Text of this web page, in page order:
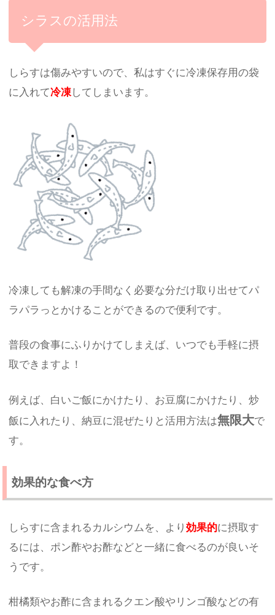
シラスの活用法
しらすは傷みやすいので、私はすぐに冷凍保存用の袋
に入れて冷凍してしまいます。
冷凍しても解凍の手間なく必要な分だけ取り出せてパ
ラパラっとかけることができるので便利です。
普段の食事にふりかけてしまえば、いつでも手軽に摂
取できますよ！
例えば、白いご飯にかけたり、お豆腐にかけたり、炒
飯に入れたり、納豆に混ぜたりと活用方法は無限大で
す。
効果的な食べ方
しらすに含まれるカルシウムを、より効果的に摂取す
るには、ポン酢やお酢などと一緒に食べるのが良いそ
うです。
柑橘類やお酢に含まれるクエン酸やリンゴ酸などの有